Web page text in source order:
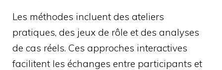
Les méthodes incluent des ateliers
pratiques, des jeux de rôle et des analyses
de cas réels. Ces approches interactives
facilitent les échanges entre participants et